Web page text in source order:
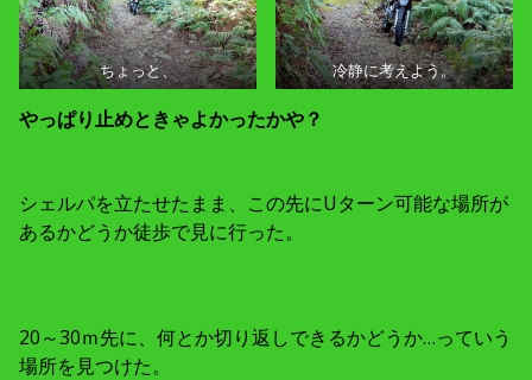
ちょっと、 冷静に考えよう。
やっぱり止めときゃよかったかや？
シェルパを立たせたまま、この先にUターン可能な場所が
あるかどうか徒歩で見に行った。
20～30ｍ先に、何とか切り返しできるかどうか…っていう
場所を見つけた。